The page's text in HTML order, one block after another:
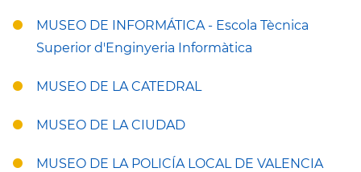
MUSEO DE INFORMÁTICA - Escola Tècnica
Superior d'Enginyeria Informàtica
MUSEO DE LA CATEDRAL
MUSEO DE LA CIUDAD
MUSEO DE LA POLICÍA LOCAL DE VALENCIA